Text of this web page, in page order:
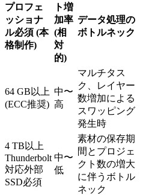
プロフェ
ッショナ
ル必須 (本
格制作)
ト増
加率
(相
対
的)
データ処理の
ボトルネック
64 GB以上
(ECC推奨)
中〜
高
マルチタス
ク、レイヤー
数増加による
スワッピング
発生時
4 TB以上
Thunderbolt
対応外部
SSD必須
中〜
低
素材の保存期
間とプロジェ
クト数の増大
に伴うボトル
ネック